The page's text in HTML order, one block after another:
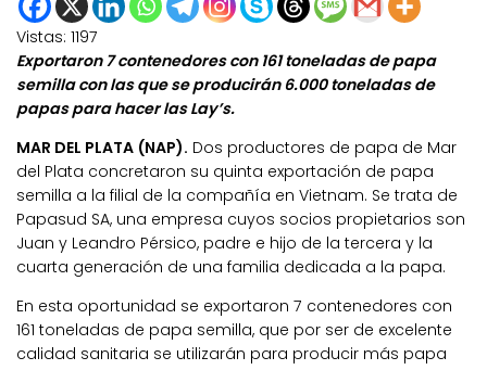
Vistas: 1197
Exportaron 7 contenedores con 161 toneladas de papa
semilla con las que se producirán 6.000 toneladas de
papas para hacer las Lay’s.
MAR DEL PLATA (NAP). Dos productores de papa de Mar
del Plata concretaron su quinta exportación de papa
semilla a la filial de la compañía en Vietnam. Se trata de
Papasud SA, una empresa cuyos socios propietarios son
Juan y Leandro Pérsico, padre e hijo de la tercera y la
cuarta generación de una familia dedicada a la papa.
En esta oportunidad se exportaron 7 contenedores con
161 toneladas de papa semilla, que por ser de excelente
calidad sanitaria se utilizarán para producir más papa